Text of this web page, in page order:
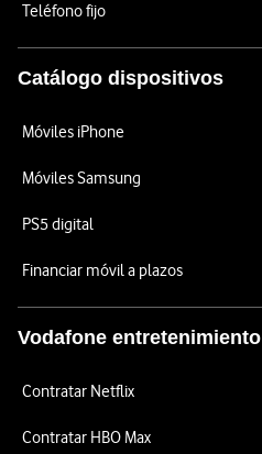
Teléfono fijo
Catálogo dispositivos
Móviles iPhone
Móviles Samsung
PS5 digital
Financiar móvil a plazos
Vodafone entretenimiento
Contratar Netflix
Contratar HBO Max